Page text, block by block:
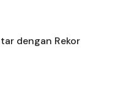
dengan Rekor